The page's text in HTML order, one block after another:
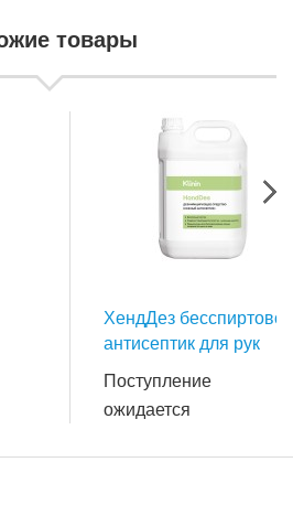
товары
ХендДез бесспиртовой
антисептик для рук
Поступление
ожидается